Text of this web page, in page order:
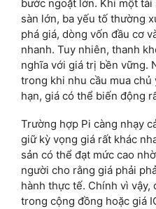
bước ngoặt lớn. Khi một
sàn lớn, ba yếu tố thường
phá giá, dòng vốn đầu cơ
nhanh. Tuy nhiên, thanh
nghĩa với giá trị bền vững.
trong khi nhu cầu mua chủ
hạn, giá có thể biến động
Trường hợp Pi càng nhạy
giữ kỳ vọng giá rất khác
sản có thể đạt mức cao
người cho rằng giá phải
hành thực tế. Chính vì vậy,
trong cộng đồng hoặc giá